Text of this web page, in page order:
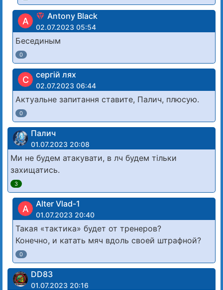
A Antony Black
02.07.2023 05:54
Бесединым
0
С сергій лях
02.07.2023 06:44
Актуальне запитання ставите, Палич, плюсую.
0
Палич
01.07.2023 20:08
Ми не будем атакувати, в лч будем тільки
захищатись.
3
A Alter Vlad-1
01.07.2023 20:40
Такая «тактика» будет от тренеров?
Конечно, и катать мяч вдоль своей штрафной?
0
DD83
01.07.2023 20:16